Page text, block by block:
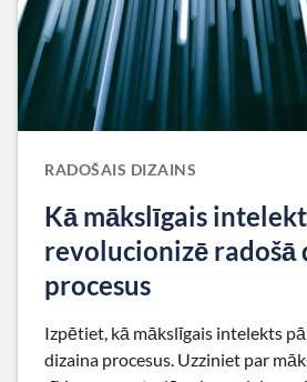
RADOŠAIS DIZAINS
Kā mākslīgais
revolucionizē radošā
procesus
Izpētiet, kā mākslīgais intelekts
dizaina procesus. Uzziniet par